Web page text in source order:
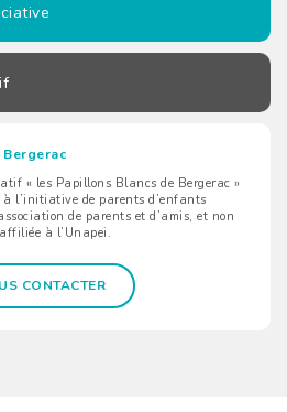
« les Papillons Blancs de Bergerac »
l’initiative de parents d’enfants
de parents et d’amis, et non
à l’Unapei.
CONTACTER